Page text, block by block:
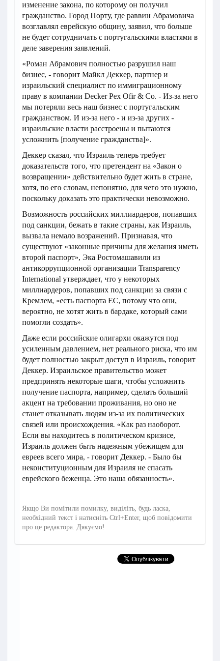
изменение закона, по которому он получил
гражданство. Город Порту, где раввин Абрамовича
возглавлял еврейскую общину, заявил, что больше
не будет сотрудничать с португальскими властями в
деле заверения заявлений.
«Роман Абрамович полностью разрушил наш
бизнес, - говорит Майкл Деккер, партнер и
израильский специалист по иммиграционному
праву в компании Decker Pex Ofir & Co. - Из-за него
мы потеряли весь наш бизнес с португальским
гражданством. И из-за него - и из-за других -
израильские власти расстроены и пытаются
усложнить [получение гражданства]».
Деккер сказал, что Израиль теперь требует
доказательств того, что претендент на «Закон о
возвращении» действительно будет жить в стране,
хотя, по его словам, непонятно, для чего это нужно,
поскольку доказать это практически невозможно.
Возможность российских миллиардеров, попавших
под санкции, бежать в такие страны, как Израиль,
вызвала немало возражений. Признавая, что
существуют «законные причины для желания иметь
второй паспорт», Эка Ростомашавили из
антикоррупционной организации Transparency
International утверждает, что у некоторых
миллиардеров, попавших под санкции за связи с
Кремлем, «есть паспорта ЕС, потому что они,
вероятно, не хотят жить в бардаке, который сами
помогли создать».
Даже если российские олигархи окажутся под
усиленным давлением, нет реального риска, что им
будет полностью закрыт доступ в Израиль, говорит
Деккер. Израильское правительство может
предпринять некоторые шаги, чтобы усложнить
получение паспорта, например, сделать больший
акцент на требовании проживания, но оно не
станет отказывать людям из-за их политических
связей или происхождения. «Как раз наоборот.
Если вы находитесь в политическом кризисе,
Израиль должен быть надежным убежищем для
евреев всего мира, - говорит Деккер. - Было бы
неконституционным для Израиля не спасать
еврейского беженца. Это наша обязанность».
Якщо Ви помітили помилку, виділіть, будь ласка,
необхідний текст і натисніть Ctrl+Enter, щоб повідомити
про це редактора. Дякуємо!